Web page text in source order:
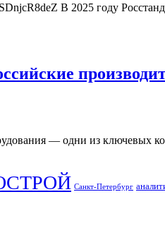
В 2025 году
— одни из ключевых
Санкт-Петербург